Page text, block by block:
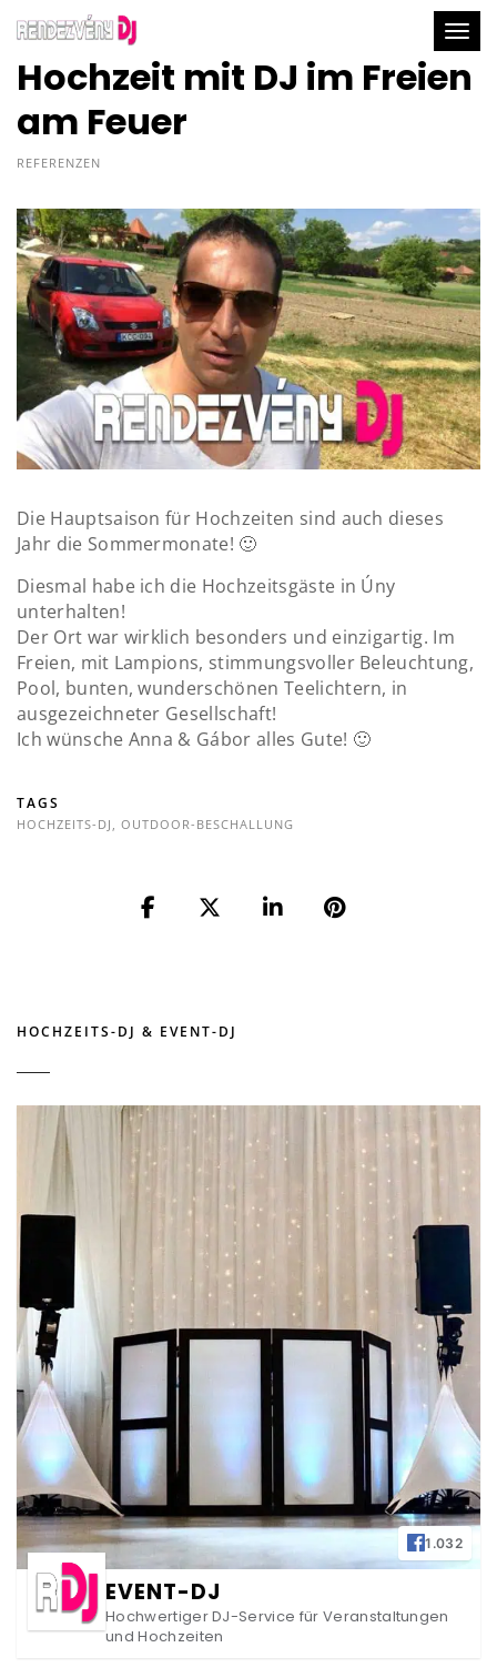
Hochzeit mit DJ im Freien
am Feuer
REFERENZEN
Die Hauptsaison für Hochzeiten sind auch dieses
Jahr die Sommermonate! 🙂
Diesmal habe ich die Hochzeitsgäste in Úny
unterhalten!
Der Ort war wirklich besonders und einzigartig. Im
Freien, mit Lampions, stimmungsvoller Beleuchtung,
Pool, bunten, wunderschönen Teelichtern, in
ausgezeichneter Gesellschaft!
Ich wünsche Anna & Gábor alles Gute! 🙂
TAGS
HOCHZEITS-DJ OUTDOOR-BESCHALLUNG
HOCHZEITS-DJ & EVENT-DJ
1.032
EVENT-DJ
Hochwertiger DJ-Service für Veranstaltungen
und Hochzeiten